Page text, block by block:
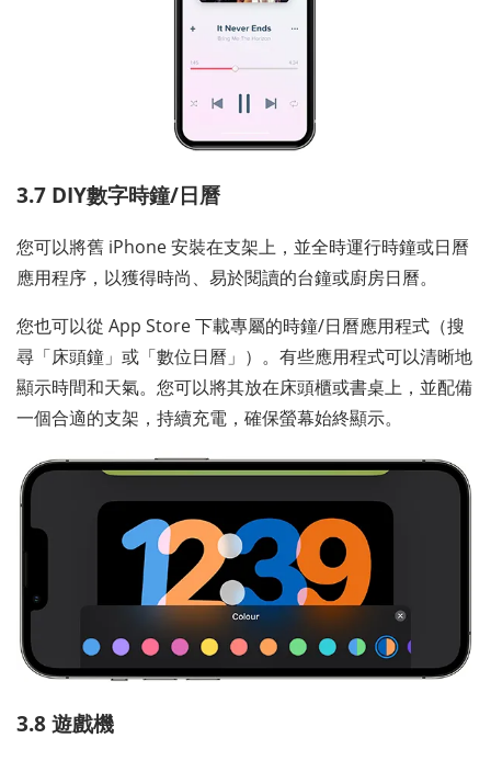
3.7 DIY數字時鐘/日曆
您可以將舊 iPhone 安裝在支架上，並全時運行時鐘或日曆
應用程序，以獲得時尚、易於閱讀的台鐘或廚房日曆。
您也可以從 App Store 下載專屬的時鐘/日曆應用程式（搜
尋「床頭鐘」或「數位日曆」）。有些應用程式可以清晰地
顯示時間和天氣。您可以將其放在床頭櫃或書桌上，並配備
一個合適的支架，持續充電，確保螢幕始終顯示。
3.8 遊戲機